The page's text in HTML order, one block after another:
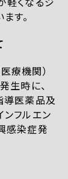
す。
療機関）
生時に、
導医薬品及
フルエン
感染症発